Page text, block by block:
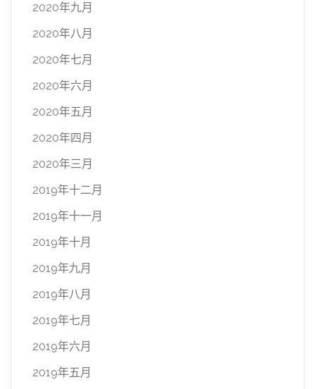
2020年九月
2020年八月
2020年七月
2020年六月
2020年五月
2020年四月
2020年三月
2019年十二月
2019年十一月
2019年十月
2019年九月
2019年八月
2019年七月
2019年六月
2019年五月